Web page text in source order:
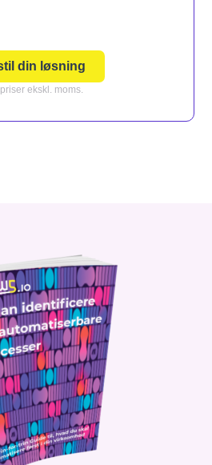
din løsning
ekskl. moms.